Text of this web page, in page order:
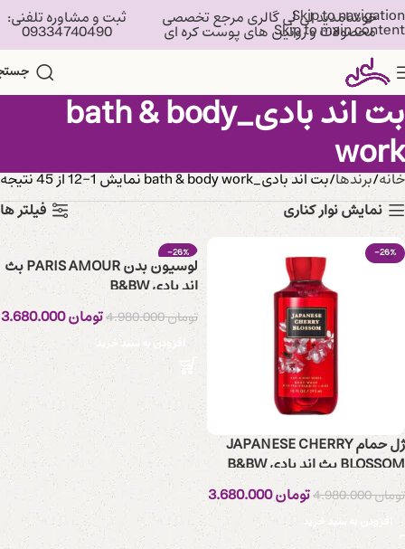
Skip to navigation
Skip to main content
خوشامدید لی لی گالری مرجع تخصصی
محصولات و روتین های پوست کره ای
ثبت و مشاوره تلفنی:
09334740490
بت اند بادی_bath & body
work
خانه برندها بت اند بادی_bath & body work
نمایش 1–12 از 45 نتیجه
نمایش نوار کناری
فیلتر ها
-26%
ژل حمام JAPANESE CHERRY
BLOSSOM بث اند بادی B&BW
تومان4.980.000 تومان3.680.000
افزودن به سبد خرید
-26%
لوسیون بدن PARIS AMOUR بث
اند بادی B&BW
تومان4.980.000 تومان3.680.000
افزودن به سبد خرید